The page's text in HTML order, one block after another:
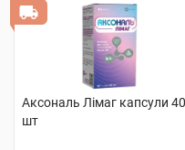
Аксональ Лімаг капсули 40
шт